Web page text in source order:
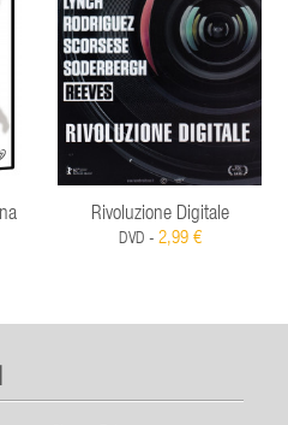
Rivoluzione Digitale
DVD - 2,99 €